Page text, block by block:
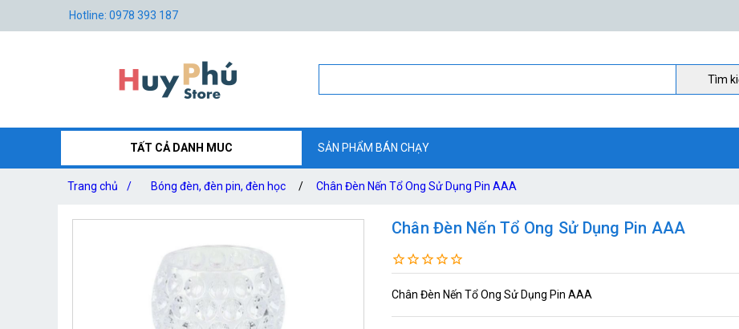
Hotline: 0978 393 187
Tìm
TẤT CẢ DANH MUC SẢN PHẨM BÁN CHẠY
Trang chủ / Bóng đèn, đèn pin, đèn học / Chân Đèn Nến Tổ Ong Sử Dụng Pin AAA
Chân Đèn Nến Tổ Ong Sử Dụng Pin AAA
Chân Đèn Nến Tổ Ong Sử Dụng Pin AAA